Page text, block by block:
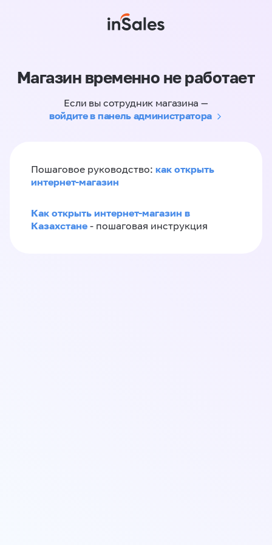
Магазин временно не работает
Если вы сотрудник магазина —
войдите в панель администратора
Пошаговое руководство: как открыть
интернет-магазин
Как открыть интернет-магазин в
Казахстане - пошаговая инструкция